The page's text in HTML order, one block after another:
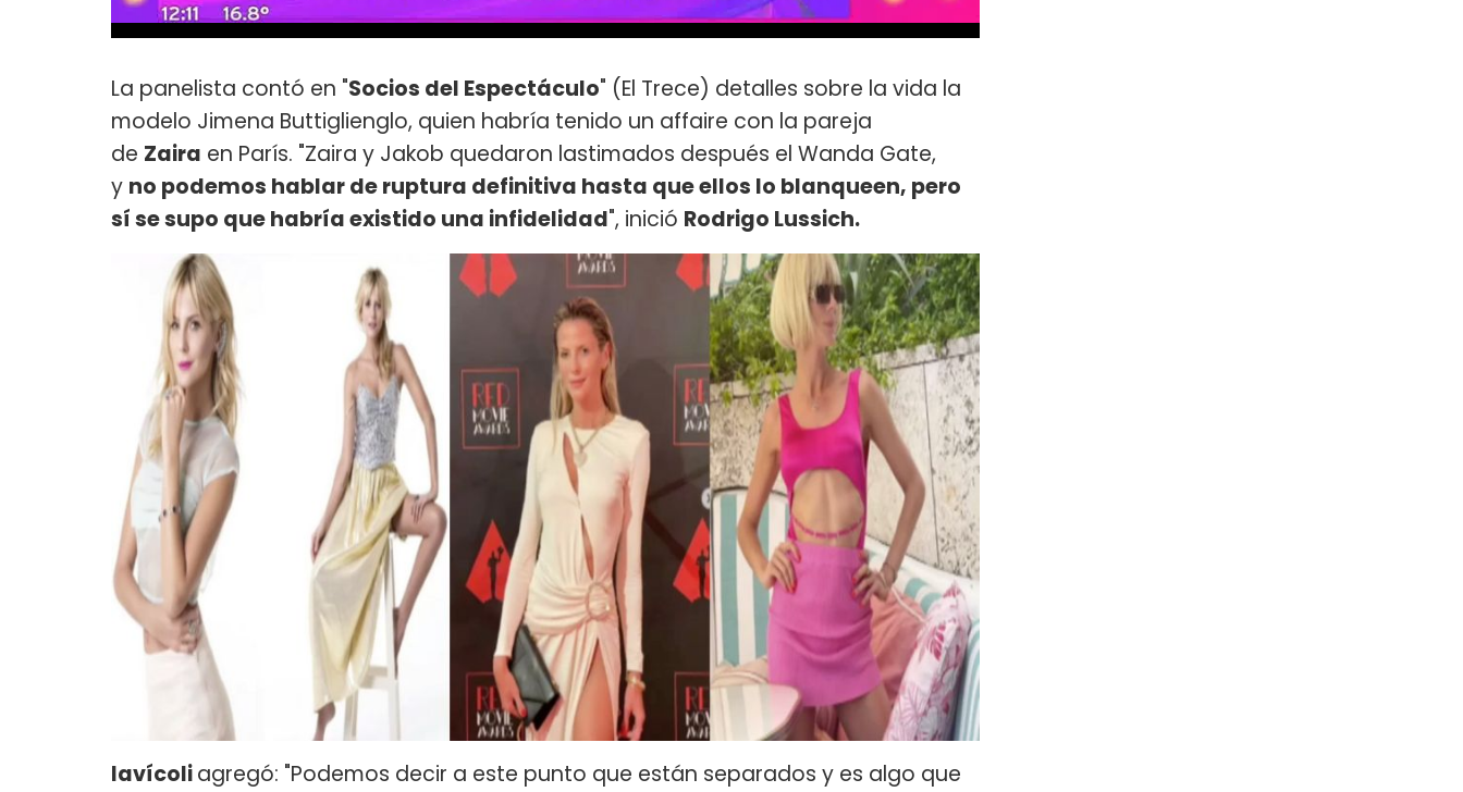
La panelista contó en "Socios del Espectáculo" (El Trece) detalles sobre la vida la
modelo Jimena Buttiglienglo, quien habría tenido un affaire con la pareja
de Zaira en París. "Zaira y Jakob quedaron lastimados después el Wanda Gate,
y no podemos hablar de ruptura definitiva hasta que ellos lo blanqueen, pero
sí se supo que habría existido una infidelidad", inició Rodrigo Lussich.
Iavícoliagregó: "Podemos decir a este punto que están separados y es algo que